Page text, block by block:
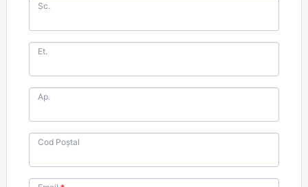
Sc.
Et.
Ap.
Cod Poștal